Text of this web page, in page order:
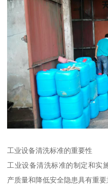
工业设备清洗标准的重要性
工业设备清洗标准的制定和实
产质量和降低安全隐患具有重